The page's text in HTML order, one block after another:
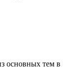
основных тем в